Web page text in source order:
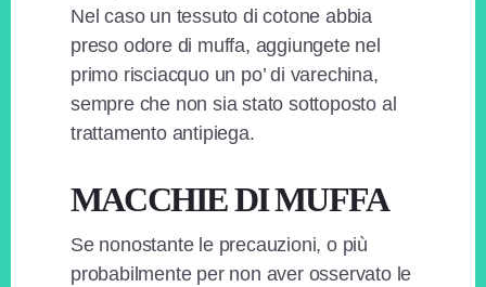
Nel caso un tessuto di cotone abbia
preso odore di muffa, aggiungete nel
primo risciacquo un po’ di varechina,
sempre che non sia stato sottoposto al
trattamento antipiega.
MACCHIE DI MUFFA
Se nonostante le precauzioni, o più
probabilmente per non aver osservato le